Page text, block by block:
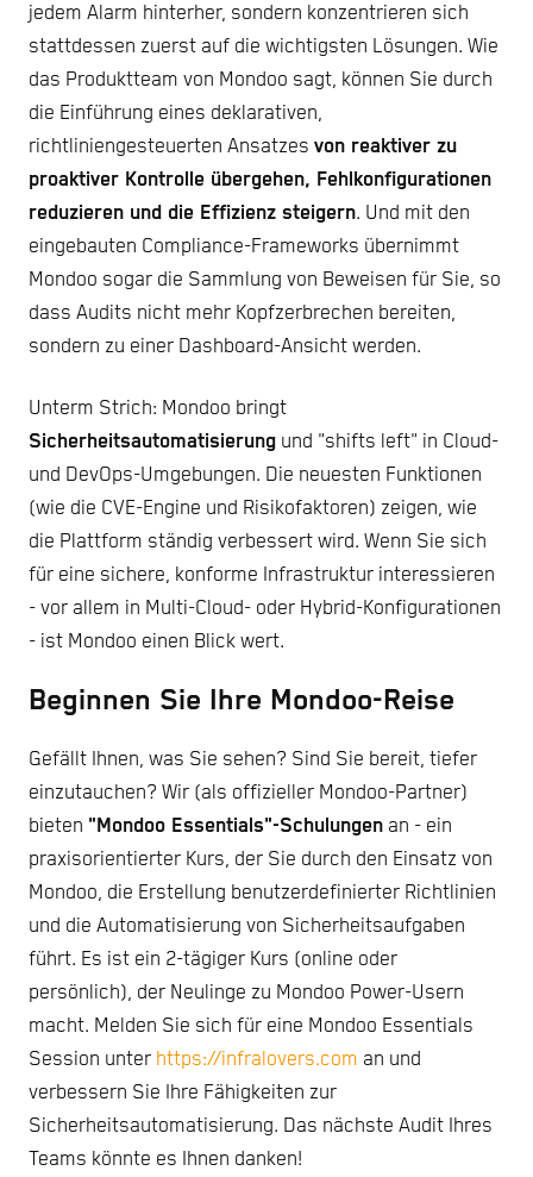
jedem Alarm hinterher, sondern konzentrieren sich
stattdessen zuerst auf die wichtigsten Lösungen. Wie
das Produktteam von Mondoo sagt, können Sie durch
die Einführung eines deklarativen,
richtliniengesteuerten Ansatzes von reaktiver zu
proaktiver Kontrolle übergehen, Fehlkonfigurationen
reduzieren und die Effizienz steigern. Und mit den
eingebauten Compliance-Frameworks übernimmt
Mondoo sogar die Sammlung von Beweisen für Sie, so
dass Audits nicht mehr Kopfzerbrechen bereiten,
sondern zu einer Dashboard-Ansicht werden.
Unterm Strich: Mondoo bringt
Sicherheitsautomatisierung und "shifts left" in Cloud-
und DevOps-Umgebungen. Die neuesten Funktionen
(wie die CVE-Engine und Risikofaktoren) zeigen, wie
die Plattform ständig verbessert wird. Wenn Sie sich
für eine sichere, konforme Infrastruktur interessieren
- vor allem in Multi-Cloud- oder Hybrid-Konfigurationen
- ist Mondoo einen Blick wert.
Beginnen Sie Ihre Mondoo-Reise
Gefällt Ihnen, was Sie sehen? Sind Sie bereit, tiefer
einzutauchen? Wir (als offizieller Mondoo-Partner)
bieten "Mondoo Essentials"-Schulungen an - ein
praxisorientierter Kurs, der Sie durch den Einsatz von
Mondoo, die Erstellung benutzerdefinierter Richtlinien
und die Automatisierung von Sicherheitsaufgaben
führt. Es ist ein 2-tägiger Kurs (online oder
persönlich), der Neulinge zu Mondoo Power-Usern
macht. Melden Sie sich für eine Mondoo Essentials
Session unter https://infralovers.com an und
verbessern Sie Ihre Fähigkeiten zur
Sicherheitsautomatisierung. Das nächste Audit Ihres
Teams könnte es Ihnen danken!